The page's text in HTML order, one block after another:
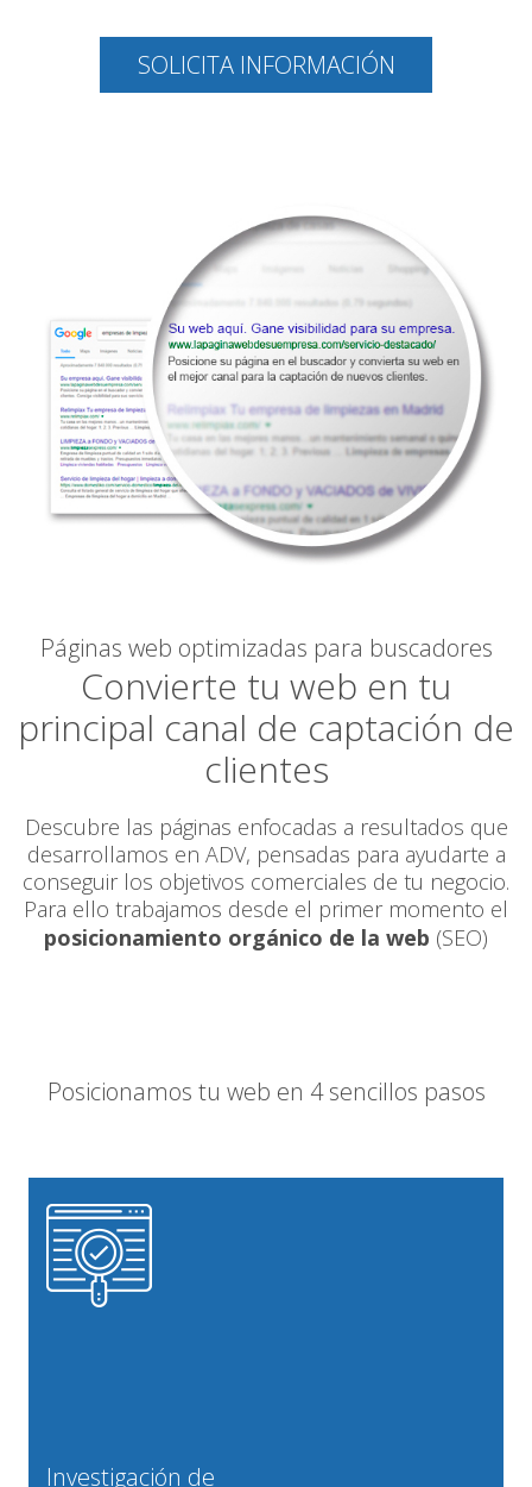
SOLICITA INFORMACIÓN
Páginas web optimizadas para buscadores
Convierte tu web en tu
principal canal de captación de
clientes
Descubre las páginas enfocadas a resultados que
desarrollamos en ADV, pensadas para ayudarte a
conseguir los objetivos comerciales de tu negocio.
Para ello trabajamos desde el primer momento el
posicionamiento orgánico de la web (SEO)
Posicionamos tu web en 4 sencillos pasos
Investigación de